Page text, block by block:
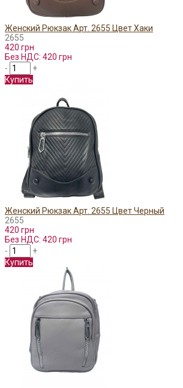
Женский Рюкзак Арт. 2655 Цвет Хаки
2655
420 грн
Без НДС: 420 грн
-
+
Купить
Женский Рюкзак Арт. 2655 Цвет Черный
2655
420 грн
Без НДС: 420 грн
-
+
Купить